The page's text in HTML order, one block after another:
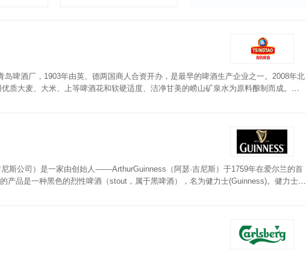
啤酒厂，1903年由英、德两国商人合资开办，是最早的啤酒生产企业之一。2008年北
质大麦、大米、上等啤酒花和软硬适度、洁净甘美的崂山矿泉水为原料酿制而成。原
斯公司）是一家由创始人-------ArthurGuinness（阿瑟·吉尼斯）于1759年在爱尔兰的首
品是一种黑色的烈性啤酒（stout，属于黑啤酒），名为健力士(Guinness)。健力士烈